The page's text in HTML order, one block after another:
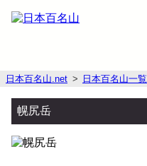
日本百名山.net 日本百名山一覧
幌尻岳